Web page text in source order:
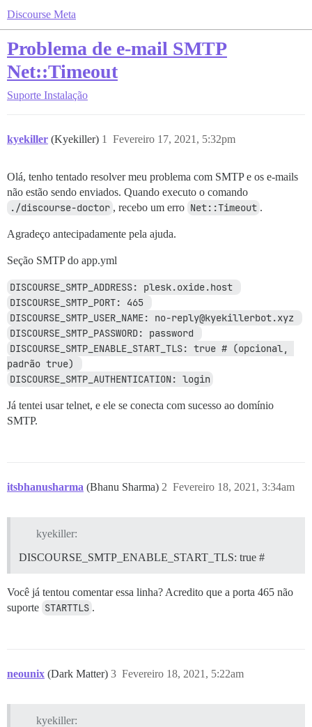
Discourse Meta
Problema de e-mail SMTP
Net::Timeout
Suporte Instalação
kyekiller (Kyekiller) Fevereiro 17, 2021, 5:32pm
1
Olá, tenho tentado resolver meu problema com SMTP e os e-mails
não estão sendo enviados. Quando executo o comando
./discourse-doctor , recebo um erro Net::Timeout .
Agradeço antecipadamente pela ajuda.
Seção SMTP do app.yml
DISCOURSE_SMTP_ADDRESS: plesk.oxide.host
DISCOURSE_SMTP_PORT: 465
DISCOURSE_SMTP_USER_NAME: no-reply@kyekillerbot.xyz
DISCOURSE_SMTP_PASSWORD: password
DISCOURSE_SMTP_ENABLE_START_TLS: true # (opcional,
padrão true)
DISCOURSE_SMTP_AUTHENTICATION: login
Já tentei usar telnet, e ele se conecta com sucesso ao domínio
SMTP.
itsbhanusharma (Bhanu Sharma) Fevereiro 18, 2021, 3:34am
2
kyekiller:
DISCOURSE_SMTP_ENABLE_START_TLS: true #
Você já tentou comentar essa linha? Acredito que a porta 465 não
suporte STARTTLS .
neounix (Dark Matter) Fevereiro 18, 2021, 5:22am
3
kyekiller: